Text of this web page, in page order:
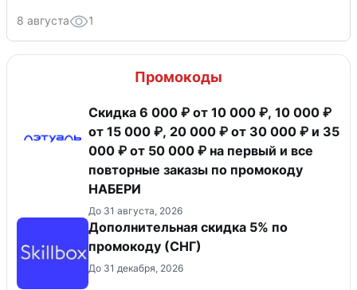
8 августа 1
Промокоды
Скидка 6 000 ₽ от 10 000 ₽, 10 000 ₽
от 15 000 ₽, 20 000 ₽ от 30 000 ₽ и 35
000 ₽ от 50 000 ₽ на первый и все
повторные заказы по промокоду
НАБЕРИ
До 31 августа, 2026
Дополнительная скидка 5% по
промокоду (СНГ)
До 31 декабря, 2026